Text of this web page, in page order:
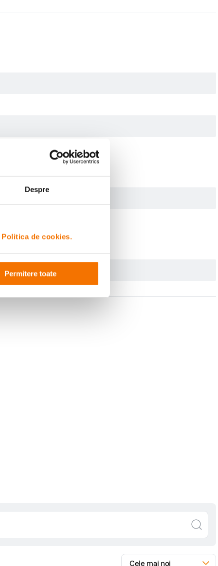
Despre
Politica de cookies.
Permitere toate